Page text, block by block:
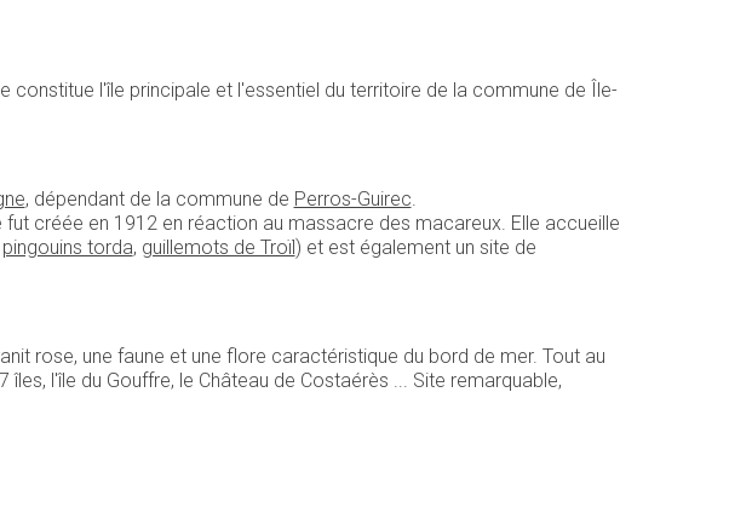
constitue l'île principale et l'essentiel du territoire de la commune de Île-
, dépendant de la commune de Perros-Guirec.
créée en 1912 en réaction au massacre des macareux. Elle accueille
pingouins torda, guillemots de Troïl) et est également un site de
rose, une faune et une flore caractéristique du bord de mer. Tout au
l'île du Gouffre, le Château de Costaérès ... Site remarquable,